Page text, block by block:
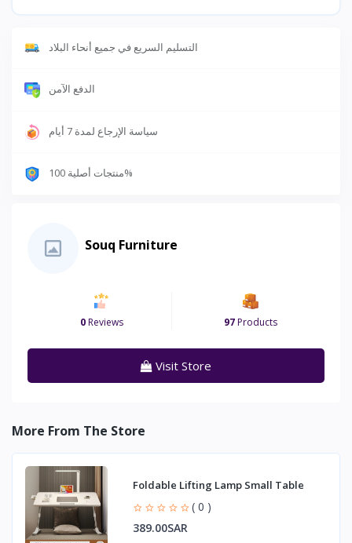
التسليم السريع في جميع أنحاء البلاد
الدفع الآمن
سياسة الإرجاع لمدة 7 أيام
منتجات أصلية 100%
Souq Furniture
0Reviews 97Products
Visit Store
More From The Store
Foldable Lifting Lamp Small Table
( 0 )
389.00SAR